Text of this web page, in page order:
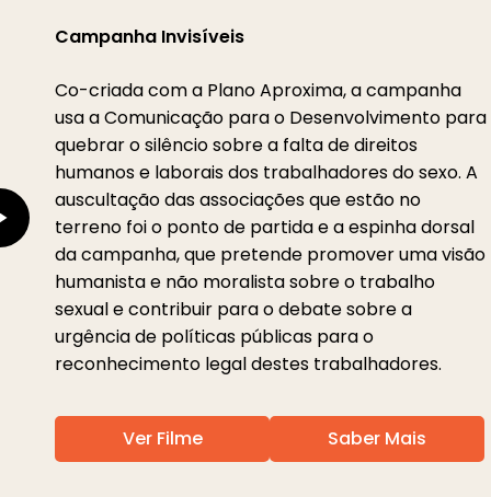
Campanha Invisíveis
Co-criada com a Plano Aproxima, a campanha
usa a Comunicação para o Desenvolvimento para
quebrar o silêncio sobre a falta de direitos
humanos e laborais dos trabalhadores do sexo. A
auscultação das associações que estão no
terreno foi o ponto de partida e a espinha dorsal
da campanha, que pretende promover uma visão
humanista e não moralista sobre o trabalho
sexual e contribuir para o debate sobre a
urgência de políticas públicas para o
reconhecimento legal destes trabalhadores.
Ver Filme Saber Mais